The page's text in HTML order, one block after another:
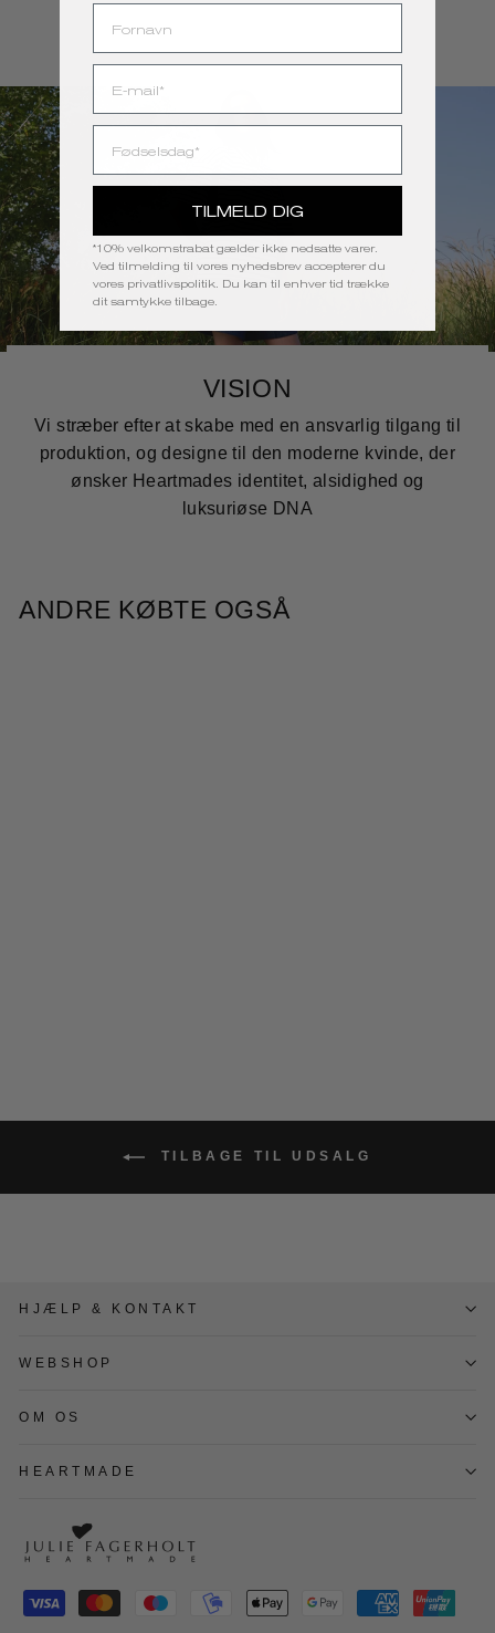
VISION
Vi stræber efter at skabe med en ansvarlig tilgang til
produktion, og designe til den moderne kvinde, der
ønsker Heartmades identitet, alsidighed og
luksuriøse DNA
ANDRE KØBTE OGSÅ
TILBAGE TIL UDSALG
HJÆLP & KONTAKT
WEBSHOP
OM OS
HEARTMADE
TILMELD DIG
*10% velkomstrabat gælder ikke nedsatte varer.
Ved tilmelding til vores nyhedsbrev accepterer du
vores privatlivspolitik . Du kan til enhver tid trække
dit samtykke tilbage.